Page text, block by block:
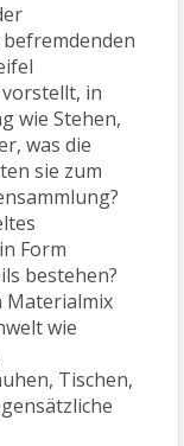
in
wie Stehen,
was die
sie zum
Form
bestehen?
Materialmix
wie
Tischen,